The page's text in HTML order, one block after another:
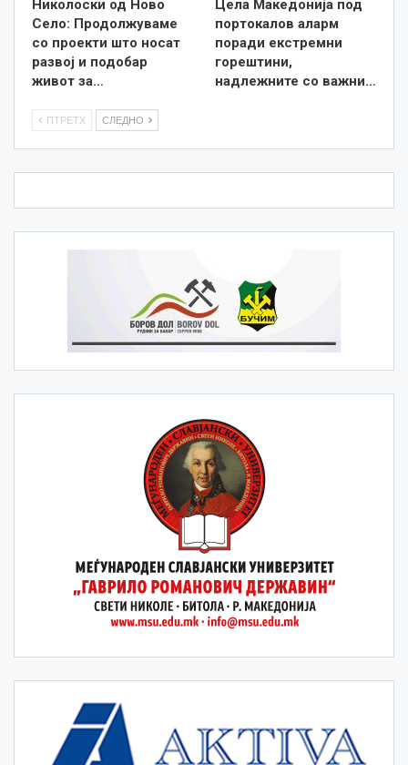
Николоски од Ново
Село: Продолжуваме
со проекти што носат
развој и подобар
живот за…
Цела Македонија под
портокалов аларм
поради екстремни
горештини,
надлежните со важни…
ПТРЕТХ СЛЕДНО